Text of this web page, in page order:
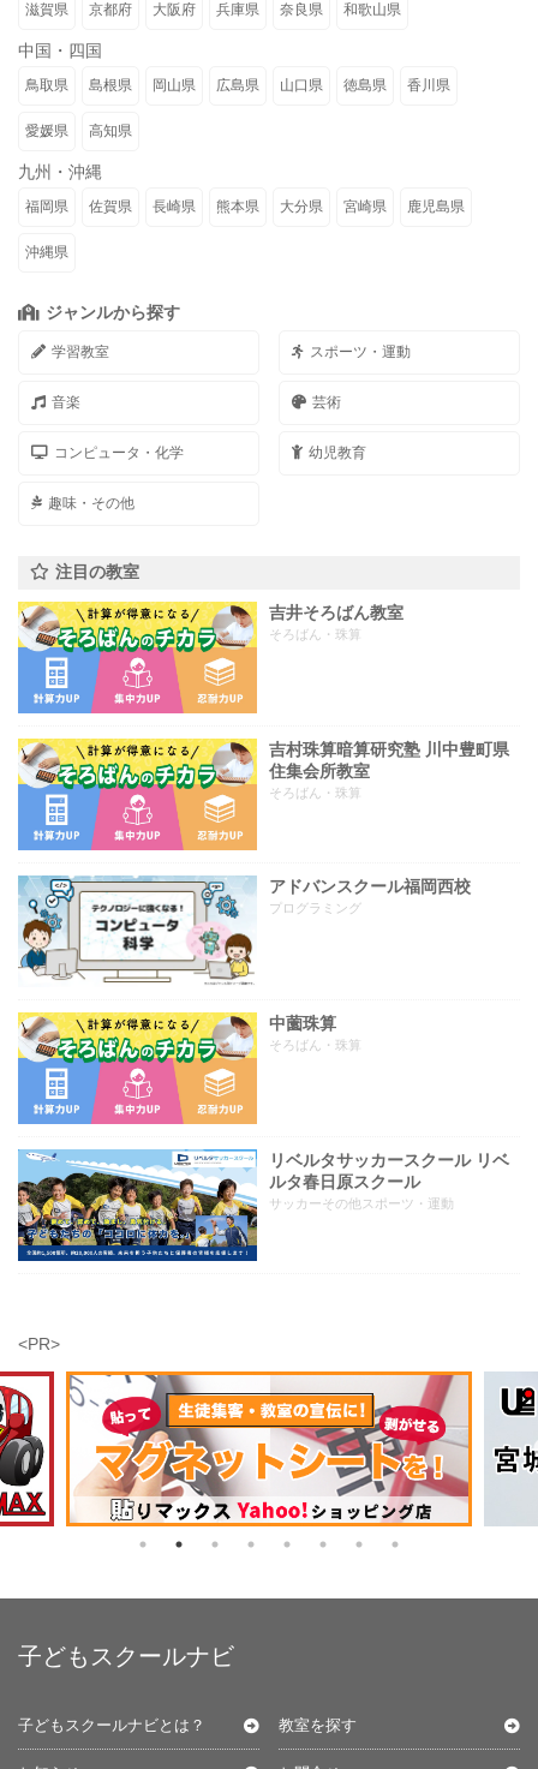
滋賀県 京都府 大阪府 兵庫県 奈良県 和歌山県
中国・四国
鳥取県 島根県 岡山県 広島県 山口県 徳島県 香川県
愛媛県 高知県
九州・沖縄
福岡県 佐賀県 長崎県 熊本県 大分県 宮崎県 鹿児島県
沖縄県
ジャンルから探す
学習教室 スポーツ・運動
音楽 芸術
コンピュータ・化学 幼児教育
趣味・その他
注目の教室
吉井そろばん教室
そろばん・珠算
吉村珠算暗算研究塾 川中豊町県
住集会所教室
そろばん・珠算
アドバンスクール福岡西校
プログラミング
中薗珠算
そろばん・珠算
リベルタサッカースクール リベ
ルタ春日原スクール
サッカーその他スポーツ・運動
<PR>
子どもスクールナビ
子どもスクールナビとは？ 教室を探す